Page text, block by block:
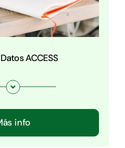
ACCESS
info